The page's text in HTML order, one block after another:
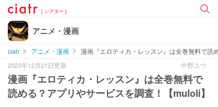
[ シアター ]
アニメ・漫画
ciatr アニメ・漫画
漫画『エロティカ・レッスン』は全巻無料で読
2023年12月21日更新
中野ユウ
漫画『エロティカ・レッスン』は全巻無料で
読める？アプリやサービスを調査！【muloli】